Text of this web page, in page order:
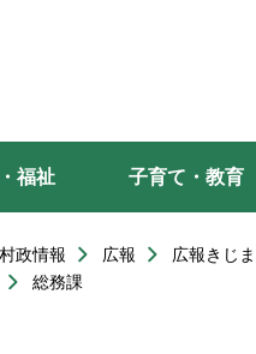
福祉 子育て・教育
村政情報 広報
広報きじ
総務課